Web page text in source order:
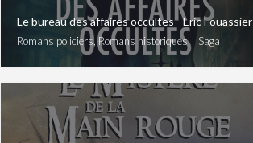
Le bureau des affaires occultes - Eric Fouassier
Romans policiers, Romans historiques Saga